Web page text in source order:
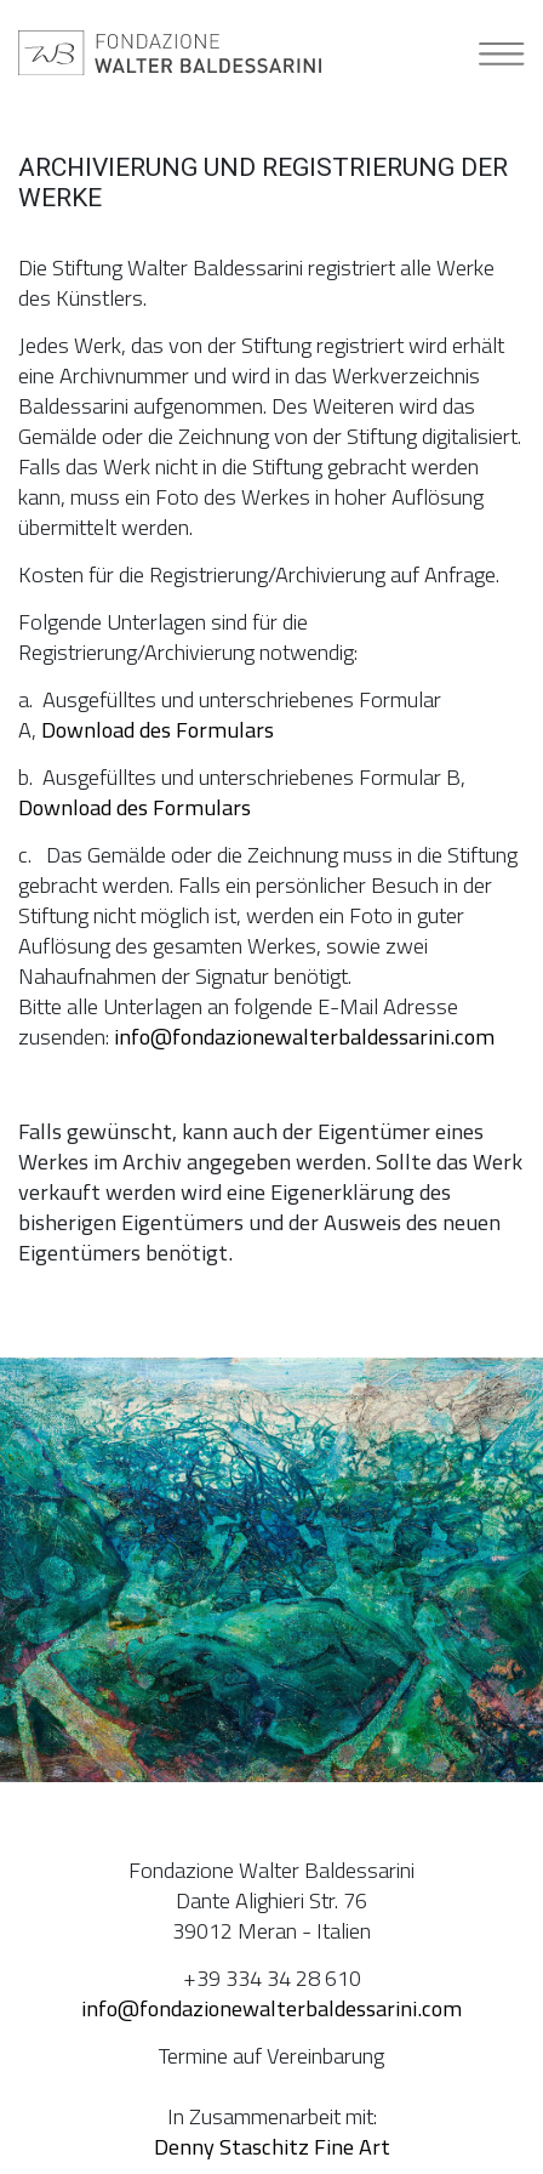
ARCHIVIERUNG UND REGISTRIERUNG DER
WERKE
Die Stiftung Walter Baldessarini registriert alle Werke
des Künstlers.
Jedes Werk, das von der Stiftung registriert wird erhält
eine Archivnummer und wird in das Werkverzeichnis
Baldessarini aufgenommen. Des Weiteren wird das
Gemälde oder die Zeichnung von der Stiftung digitalisiert.
Falls das Werk nicht in die Stiftung gebracht werden
kann, muss ein Foto des Werkes in hoher Auflösung
übermittelt werden.
Kosten für die Registrierung/Archivierung auf Anfrage.
Folgende Unterlagen sind für die
Registrierung/Archivierung notwendig:
a. Ausgefülltes und unterschriebenes Formular
A, Download des Formulars
b. Ausgefülltes und unterschriebenes Formular B,
Download des Formulars
c. Das Gemälde oder die Zeichnung muss in die Stiftung
gebracht werden. Falls ein persönlicher Besuch in der
Stiftung nicht möglich ist, werden ein Foto in guter
Auflösung des gesamten Werkes, sowie zwei
Nahaufnahmen der Signatur benötigt.
Bitte alle Unterlagen an folgende E-Mail Adresse
zusenden: info@fondazionewalterbaldessarini.com
Falls gewünscht, kann auch der Eigentümer eines
Werkes im Archiv angegeben werden. Sollte das Werk
verkauft werden wird eine Eigenerklärung des
bisherigen Eigentümers und der Ausweis des neuen
Eigentümers benötigt.
Fondazione Walter Baldessarini
Dante Alighieri Str. 76
39012 Meran - Italien
+39 334 34 28 610
info@fondazionewalterbaldessarini.com
Termine auf Vereinbarung
In Zusammenarbeit mit:
Denny Staschitz Fine Art